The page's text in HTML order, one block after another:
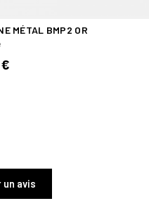
MÉTAL BMP2 OR
avis